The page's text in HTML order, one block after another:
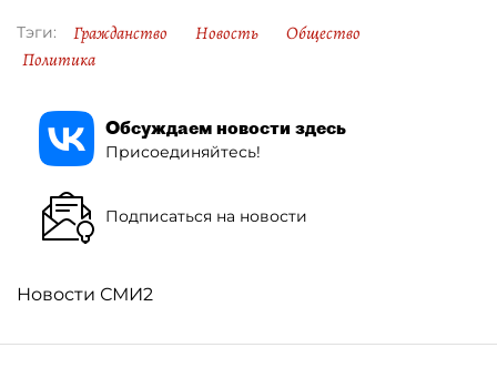
Тэги: Гражданство Новость
Общество
Политика
Обсуждаем новости здесь
Присоединяйтесь!
Подписаться на новости
Новости СМИ2